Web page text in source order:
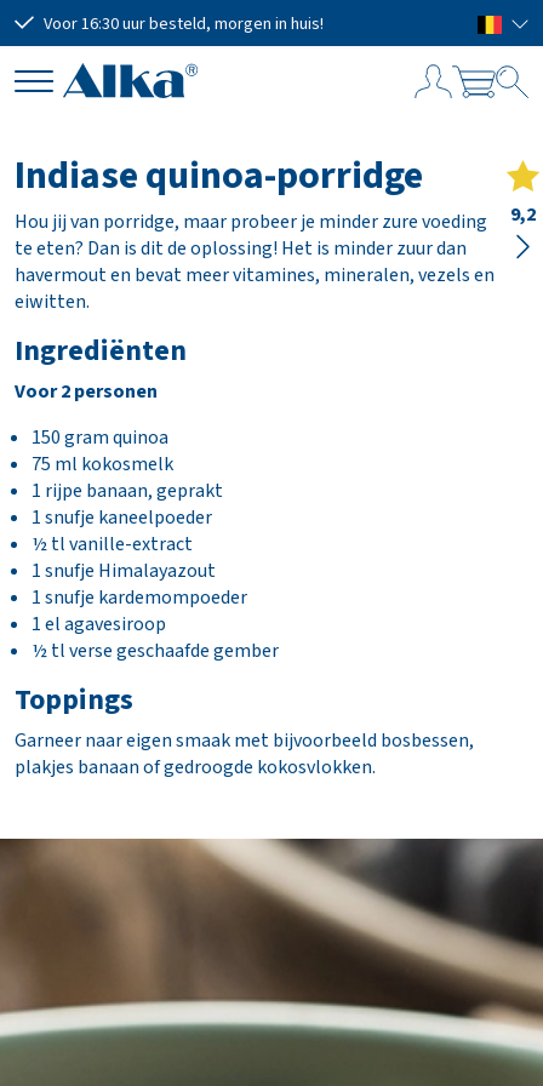
Voor 16:30 uur besteld, morgen in huis!
Indiase quinoa-porridge
Hou jij van porridge, maar probeer je minder zure voeding
te eten? Dan is dit de oplossing! Het is minder zuur dan
havermout en bevat meer vitamines, mineralen, vezels en
eiwitten.
Ingrediënten
Voor 2 personen
150 gram quinoa
75 ml kokosmelk
1 rijpe banaan, geprakt
1 snufje kaneelpoeder
½ tl vanille-extract
1 snufje Himalayazout
1 snufje kardemompoeder
1 el agavesiroop
½ tl verse geschaafde gember
Toppings
Garneer naar eigen smaak met bijvoorbeeld bosbessen,
plakjes banaan of gedroogde kokosvlokken.
n
g
n
Subtotaal
Verzendkosten
incl. opties
Totaal
incl. BTW
(€ 0,00)
B
e
s
l
a
9,2